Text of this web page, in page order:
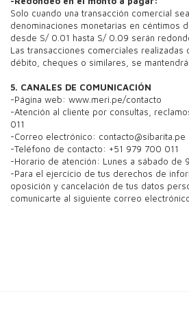
Solo cuando una transacción comercial
denominaciones monetarias en céntimos
desde S/ 0.01 hasta S/ 0.09 serán
Las transacciones comerciales realizadas
débito, cheques o similares, se
5. CANALES DE COMUNICACIÓN
-Página web: www.meri.pe/contacto
-Atención al cliente por consultas,
011
-Correo electrónico: contacto@sibarita.pe
-Teléfono de contacto: +51 979 700 011
-Horario de atención: Lunes a sábado de 9
-Para el ejercicio de tus derechos de
oposición y cancelación de tus datos
comunicarte al siguiente correo